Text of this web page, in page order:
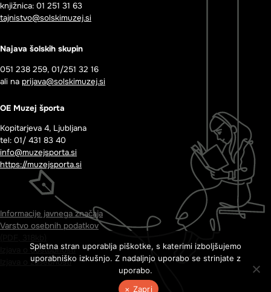
knjižnica: 01 251 31 63
tajnistvo@solskimuzej.si
Najava šolskih skupin
051 238 259, 01/251 32 16
ali na prijava@solskimuzej.si
OE Muzej športa
Kopitarjeva 4, Ljubljana
tel: 01/ 431 83 40
info@muzejsporta.si
https://muzejsporta.si
Informacije javnega značaja
Varstvo osebnih podatkov
Izjava o dostopnosti
Izjava o zasebnosti
Spletna stran uporablja piškotke, s katerimi izboljšujemo
uporabniško izkušnjo. Z nadaljnjo uporabo se strinjate z
uporabo.
× Zapri